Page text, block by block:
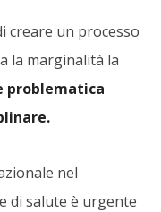
creare un processo
la marginalità la
problematica
nel
di salute è urgente